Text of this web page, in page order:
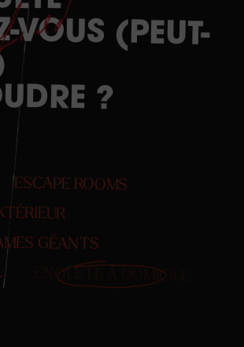
VOUS (PEUT-
?
ESCAPE ROOMS
GÉANTS
ENQUÊTE À DOMICILE